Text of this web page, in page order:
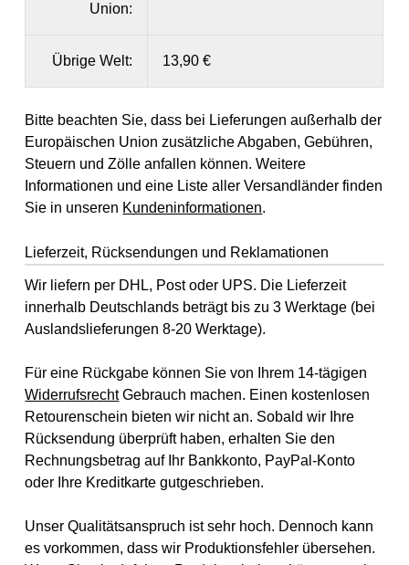
Union:
Übrige Welt: 13,90 €
Bitte beachten Sie, dass bei Lieferungen außerhalb der
Europäischen Union zusätzliche Abgaben, Gebühren,
Steuern und Zölle anfallen können. Weitere
Informationen und eine Liste aller Versandländer finden
Sie in unseren Kundeninformationen.
Lieferzeit, Rücksendungen und Reklamationen
Wir liefern per DHL, Post oder UPS. Die Lieferzeit
innerhalb Deutschlands beträgt bis zu 3 Werktage (bei
Auslandslieferungen 8-20 Werktage).
Für eine Rückgabe können Sie von Ihrem 14-tägigen
WiderrufsrechtGebrauch machen. Einen kostenlosen
Retourenschein bieten wir nicht an. Sobald wir Ihre
Rücksendung überprüft haben, erhalten Sie den
Rechnungsbetrag auf Ihr Bankkonto, PayPal-Konto
oder Ihre Kreditkarte gutgeschrieben.
Unser Qualitätsanspruch ist sehr hoch. Dennoch kann
es vorkommen, dass wir Produktionsfehler übersehen.